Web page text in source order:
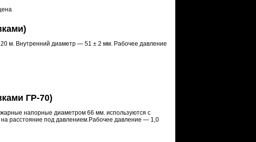
м. Внутренний диаметр — 51 ± 2 мм. Рабочее давление
ГР-70)
напорные диаметром 66 мм. используются с
расстояние под давлением.Рабочее давление — 1,0